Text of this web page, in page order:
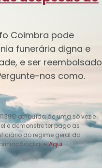
Coimbra pode
funerária digna e
e ser reembolsado
nos como.
atribuída de uma só vez e
e demonstre ter pago as
do regime geral da
cliqueAqui.